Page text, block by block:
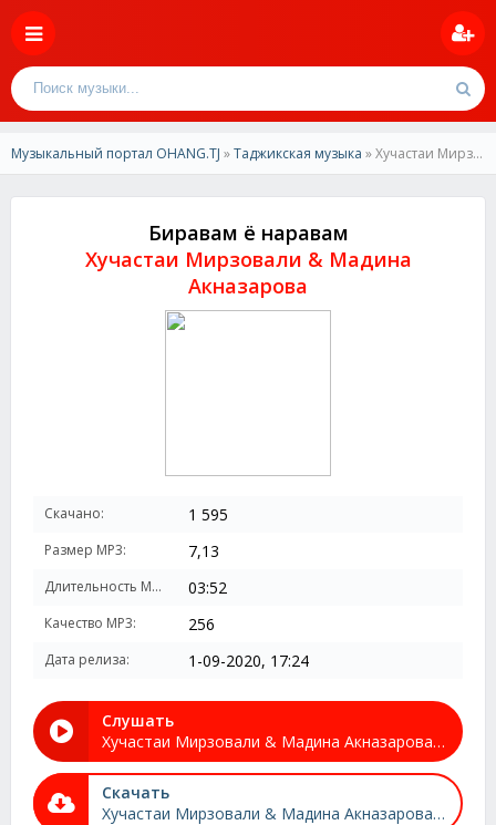
Музыкальный портал OHANG.TJ »Таджикская музыка » Хучастаи Мирзовали & Мадина Акназарова-Биравам ё наравам
Биравам ё наравам
Хучастаи Мирзовали & Мадина
Акназарова
Скачано: 1 595
Размер MP3: 7,13
Длительность MP3: 03:52
Качество MP3: 256
Дата релиза: 1-09-2020, 17:24
Слушать
Хучастаи Мирзовали & Мадина Акназарова - Биравам ё наравам
Скачать
Хучастаи Мирзовали & Мадина Акназарова - Биравам ё наравам